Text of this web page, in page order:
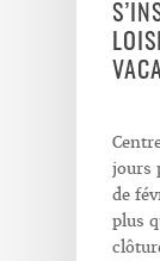
jours
de
plus